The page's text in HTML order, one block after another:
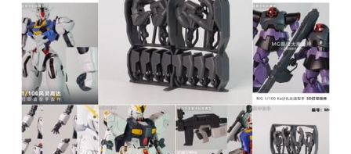
FAガール/メガミデ など 改造パーツ
FAガール/メガミデ など 塗装済パーツ
布服 着物
3Mサンディングスポンジ
フレームアームズ ガール / メガミデバイス 改造
パーツ
フレームアームズ ガール / メガミデバイス 塗装
済パーツ
布服 着物